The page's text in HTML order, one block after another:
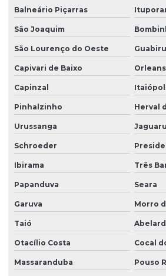
Projeto de estruturas em concreto armado
Projeto de estruturas protendidas para
Projeto executivo de fundação
Projeto fundação de casa
Projeto de fundação estacas
Projeto de fundação e estrutura
Projeto de fundação de galpão
Projeto de fundação para sobrado
Projeto de grandes vãos para construtoras
Projeto hidraulico alvenaria estrutural
Projeto hidraulico basico
Balneário Piçarras
São Joaquim
São Lourenço do Oeste
Capivari de Baixo Orleans
Capinzal
Pinhalzinho Herval
Urussanga
Schroeder
Ibirama Três
Papanduva Seara
Garuva Morro
Taió
Otacílio Costa Cocal
Massaranduba Pouso